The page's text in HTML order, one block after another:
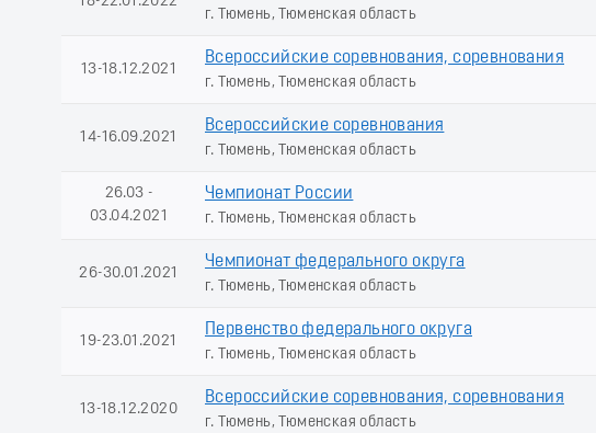
г. Тюмень, Тюменская область
13-18.12.2021
Всероссийские соревнования, соревнования
г. Тюмень, Тюменская область
14-16.09.2021
Всероссийские соревнования
г. Тюмень, Тюменская область
26.03 -
03.04.2021
Чемпионат России
г. Тюмень, Тюменская область
26-30.01.2021
Чемпионат федерального округа
г. Тюмень, Тюменская область
19-23.01.2021
Первенство федерального округа
г. Тюмень, Тюменская область
13-18.12.2020
Всероссийские соревнования, соревнования
г. Тюмень, Тюменская область